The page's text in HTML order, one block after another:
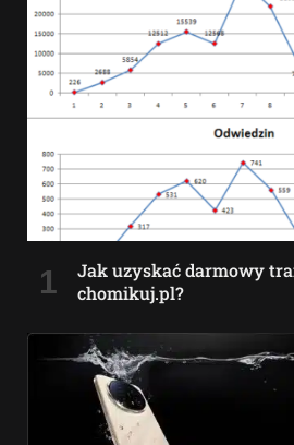
Jak uzyskać darmowy
chomikuj.pl?